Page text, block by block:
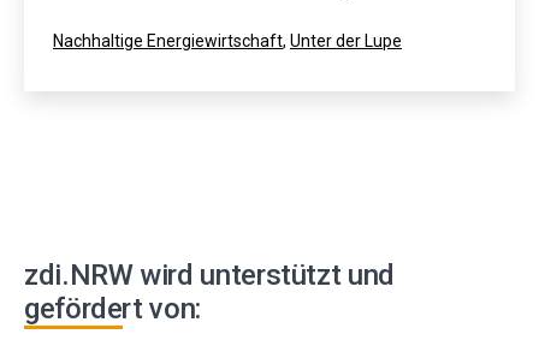
Kategorisiert
Nachhaltige Energiewirtschaft, Unter der Lupe
zdi.NRW wird unterstützt und
gefördert von: